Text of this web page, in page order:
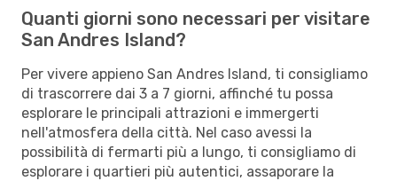
Quanti giorni sono necessari per visitare
San Andres Island?
Per vivere appieno San Andres Island, ti consigliamo
di trascorrere dai 3 a 7 giorni, affinché tu possa
esplorare le principali attrazioni e immergerti
nell'atmosfera della città. Nel caso avessi la
possibilità di fermarti più a lungo, ti consigliamo di
esplorare i quartieri più autentici, assaporare la